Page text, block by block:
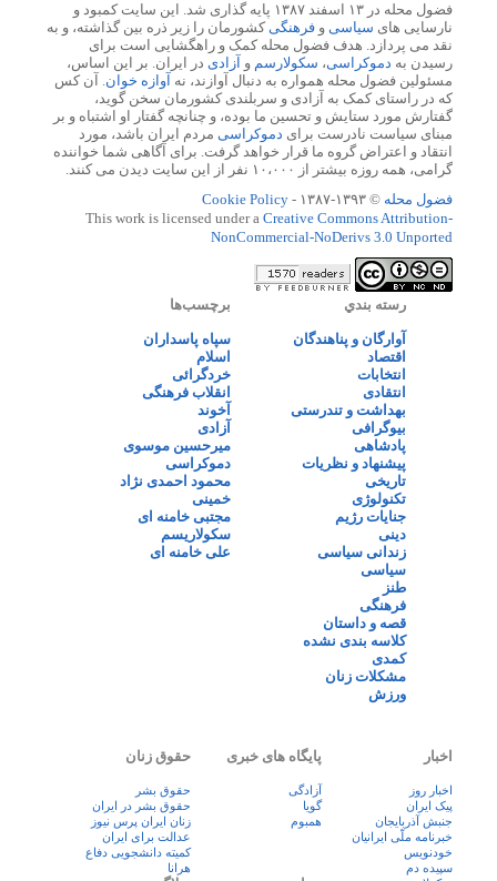
فضول محله در ۱۳ اسفند ۱۳۸۷ پایه گذاری شد. این سایت کمبود و
نارسایی های سیاسی و فرهنگیکشورمان را زیر ذره بین گذاشته، و به
نقد می پردازد. هدف فضول محله کمک و راهگشایی است برای
رسیدن به دموکراسی، سکولارسم و آزادی در ایران. بر این اساس،
مسئولین فضول محله همواره به دنبال آوازند، نه آوازه خوان. آن کس
که در راستای کمک به آزادی و سربلندی کشورمان سخن گوید،
گفتارش مورد ستایش و تحسین ما بوده، و چنانچه گفتار او اشتباه و بر
مبنای سیاست نادرست برای دموکراسی مردم ایران باشد، مورد
انتقاد و اعتراض گروه ما قرار خواهد گرفت. برای آگاهی شما خواننده
گرامی، همه روزه بیشتر از ۱۰،۰۰۰ نفر از این سایت دیدن می کنند.
فضول محله © ۱۳۹۳-۱۳۸۷ -
Cookie Policy
This work is licensed under a Creative Commons Attribution-
NonCommercial-NoDerivs 3.0 Unported
رسته بندي
آوارگان و پناهندگان
اقتصاد
انتخابات
انتقادی
بهداشت و تندرستی
بیوگرافی
پادشاهی
پیشنهاد و نظریات
تاریخی
تکنولوژی
جنایات رژیم
دینی
زندانی سیاسی
سیاسی
طنز
فرهنگی
قصه و داستان
کلاسه بندی نشده
کمدی
مشکلات زنان
ورزش
برچسب‌ها
سپاه پاسداران
اسلام
خردگرائی
انقلاب فرهنگی
آخوند
آزادی
میرحسین موسوی
دموکراسی
محمود احمدی نژاد
خمینی
مجتبی خامنه ای
سکولاریسم
علی خامنه ای
اخبار
اخبار روز
پيک ايران
جنبش آذربایجان
خبرنامه ملّی ایرانیان
خودنویس
سپیده دم
پایگاه های خبری
آزادگی
گویا
همبوم
حقوق زنان
حقوق بشر
حقوق بشر در ایران
زنان ايران پرس نيوز
عدالت برای ایران
کمیته دانشجویی دفاع
هرانا